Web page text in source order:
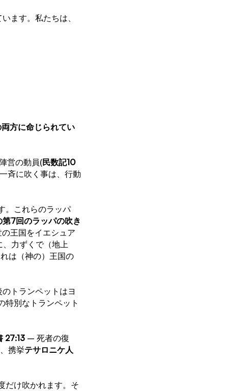
ます。私たちは、
両方に命じられてい
営の動員(民数記10
斉に吹く事は、行動
。これらのラッパ
第7回のラッパの吹き
の王国をイエシュア
、力ずくで（地上
は（神の）王国の
トランペットはヨ
特別なトランペット
27:13 – 死者の復
携挙テサロニケ人
だけ吹かれます。そ